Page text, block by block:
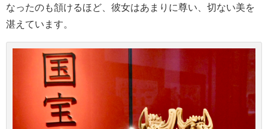
なったのも頷けるほど、彼女はあまりに尊い、切ない美を
湛えています。